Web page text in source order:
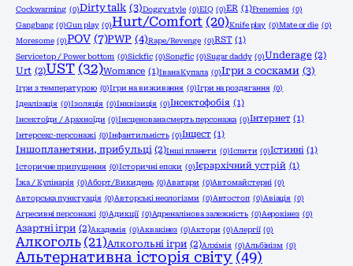
Cockwarming (0)Dirty talk (3)Doggy style (0)EIQ (0)ER (1)Frenemies (0)
Gangbang (0)Gun play (0)Hurt/Comfort (20)Knife play (0)Mate or die (0)
Moresome (0)POV (7)PWP (4)Rape/Revenge (0)RST (1)
Service top / Power bottom (0)Sickfic (0)Songfic (0)Sugar daddy (0)Underage (2)
Urt (2)UST (32)Womance (1)Івана Купала (0)Ігри з сосками (3)
Ігри з температурою (0)Ігри на виживання (0)Ігри на роздягання (0)
Ідеалізація (0)Ізоляція (0)Інквізиція (0)Інсектофобія (1)
Інсектоїди / Арахноїди (0)Інсценована смерть персонажа (0)Інтернет (1)
Інтерсекс-персонажі (0)Інфантильність (0)Інцест (1)
Іншопланетяни, прибульці (2)Інші планети (0)Іспити (0)Істинні (1)
Історичне припущення (0)Історичні епохи (0)Ієрархічний устрій (1)
Їжа / Кулінарія (0)Аборт/Викидень (0)Аватари (0)Автомайстерні (0)
Авторська пунктуація (0)Авторські неологізми (0)Автостоп (0)Авіація (0)
Агресивні персонажі (0)Адикції (0)Адреналінова залежність (0)Аерокінез (0)
Азартні ігри (2)Академія (0)Аквакінез (0)Актори (0)Алергії (0)
Алкоголь (21)Алкогольні ігри (2)Алхімія (0)Альбінізм (0)
Альтернативна історія світу (49)